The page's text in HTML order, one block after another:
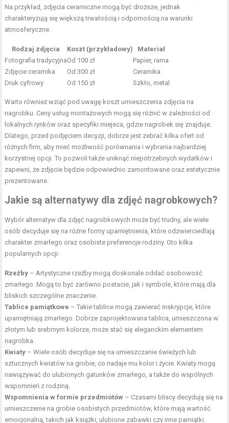
Na przykład, zdjęcia ceramiczne mogą być droższe, jednak
charakteryzują się większą trwałością i odpornością na warunki
atmosferyczne.
Rodzaj zdjęcia Koszt (przykładowy)
Materiał
Fotografia tradycyjnaOd 100 zł
Papier, rama
Zdjęcie ceramika
Od 300 zł
Ceramika
Druk cyfrowy
Od 150 zł Szkło, metal
Warto również wziąć pod uwagę koszt umieszczenia zdjęcia na
nagrobku. Ceny usług montażowych mogą się różnić w zależności od
lokalnych rynków oraz specyfiki miejsca, gdzie nagrobek się znajduje.
Dlatego, przed podjęciem decyzji, dobrze jest zebrać kilka ofert od
różnych firm, aby mieć możliwość porównania i wybrania najbardziej
korzystnej opcji. To pozwoli także uniknąć niepotrzebnych wydatków i
zapewni, że zdjęcie będzie odpowiednio zamontowane oraz estetycznie
prezentowane.
Jakie są alternatywy dla zdjęć nagrobkowych?
Wybór alternatyw dla zdjęć nagrobkowych może być trudny, ale wiele
osób decyduje się na różne formy upamiętnienia, które odzwierciedlają
charakter zmarłego oraz osobiste preferencje rodziny. Oto kilka
popularnych opcji:
Rzeźby – Artystyczne rzeźby mogą doskonale oddać osobowość
zmarłego. Mogą to być zarówno postacie, jak i symbole, które mają dla
bliskich szczególne znaczenie.
Tablice pamiątkowe – Takie tablice mogą zawierać inskrypcje, które
upamiętniają zmarłego. Dobrze zaprojektowana tablica, umieszczona w
złotym lub srebrnym kolorze, może stać się eleganckim elementem
nagrobka.
Kwiaty – Wiele osób decyduje się na umieszczanie świeżych lub
sztucznych kwiatów na grobie, co nadaje mu kolor i życie. Kwiaty mogą
nawiązywać do ulubionych gatunków zmarłego, a także do wspólnych
wspomnień z rodziną.
Wspomnienia w formie przedmiotów – Czasami bliscy decydują się na
umieszczenie na grobie osobistych przedmiotów, które mają wartość
emocjonalną, takich jak książki, ulubione zabawki czy inne pamiątki.